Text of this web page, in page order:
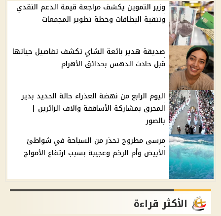
وزير التموين يكشف مراجعة قيمة الدعم النقدي
وتنقية البطاقات وخطة تطوير المجمعات
صديقة هدير بائعة الشاي تكشف تفاصيل حياتها
قبل حادث الدهس بحدائق الأهرام
اليوم الرابع من نهضة العذراء حالة الحديد بدير
المحرق بمشاركة الأساقفة وآلاف الزائرين |
بالصور
مرسى مطروح تحذر من السباحة في شواطئ
الأبيض وأم الرخم وعجيبة بسبب ارتفاع الأمواج
الأكثر قراءة